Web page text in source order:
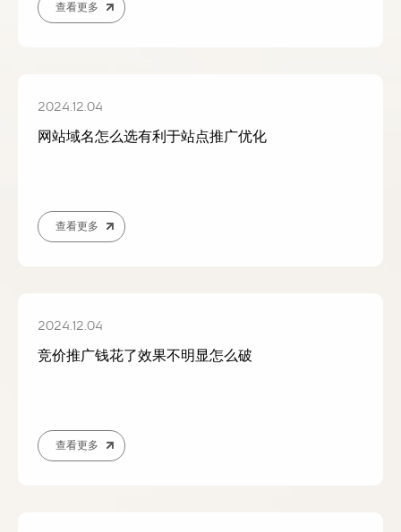
查看更多
2024.12.04
网站域名怎么选有利于站点推广优化
查看更多
2024.12.04
竞价推广钱花了效果不明显怎么破
查看更多